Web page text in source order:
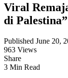
Viral
di Palestina”
Published June 20,
963 Views
Share
3 Min Read